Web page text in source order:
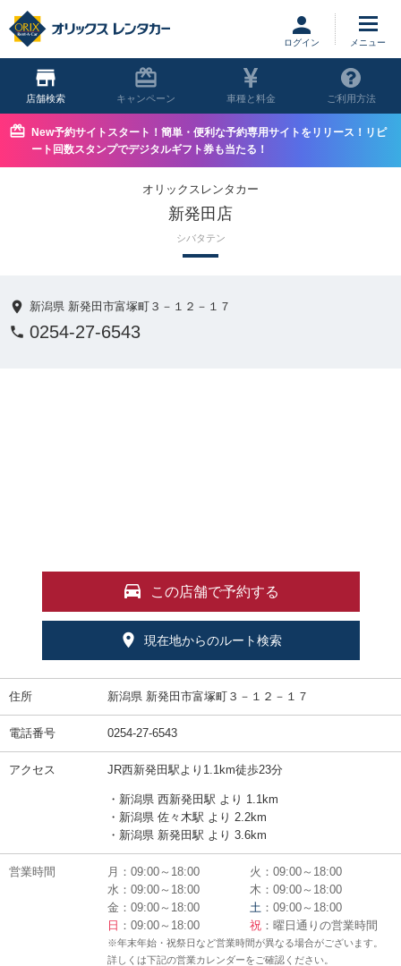
ログイン
店舗 キャンペーン 車種と料金 ご利用方法
New予約サイトスタート！簡単・便利な予約専用サイトをリリース！リピ
ート回数スタンプでデジタルギフト券も当たる！
オリックスレンタカー
新発田店
シバタテン
新潟県 新発田市富塚町３－１２－１７
0254-27-6543
この店舗で予約する
現在地からのルート検索
住所 新潟県 新発田市富塚町３－１２－１７
電話番号 0254-27-6543
アクセス JR西新発田駅より1.1km徒歩23分
・新潟県 西新発田駅 より 1.1km
・新潟県 佐々木駅 より 2.2km
・新潟県 新発田駅 より 3.6km
営業時間 月：09:00～18:00
火：09:00～18:00
水：09:00～18:00
木：09:00～18:00
金：09:00～18:00
土 ：09:00～18:00
日 ：09:00～18:00 祝 ：曜日通りの営業時間
※年末年始・祝祭日など営業時間が異なる場合がございます。
詳しくは下記の営業カレンダーをご確認ください。